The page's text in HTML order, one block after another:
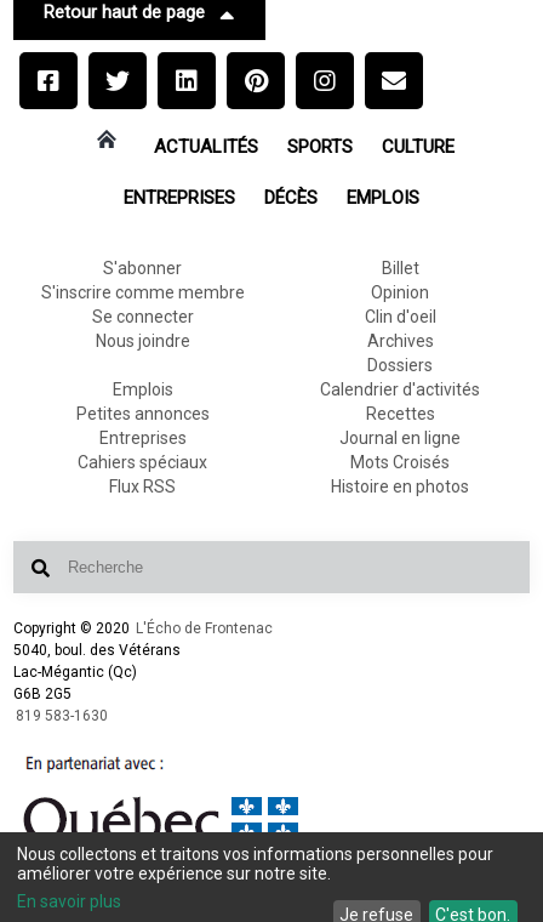
Retour haut de page
ACTUALITÉS SPORTS CULTURE
ENTREPRISES DÉCÈS EMPLOIS
S'abonner
S'inscrire comme membre
Se connecter
Nous joindre
Billet
Opinion
Clin d'oeil
Archives
Dossiers
Emplois
Petites annonces
Entreprises
Cahiers spéciaux
Flux RSS
Calendrier d'activités
Recettes
Journal en ligne
Mots Croisés
Histoire en photos
Copyright © 2020 L'Écho de Frontenac
5040, boul. des Vétérans
Lac-Mégantic (Qc)
G6B 2G5
819 583-1630
Conception et design :L'Écho de Frontenac
Intégration et programmation :
Nous collectons et traitons vos informations personnelles pour
améliorer votre expérience sur notre site.
En savoir plus
Je refuse C'est bon.